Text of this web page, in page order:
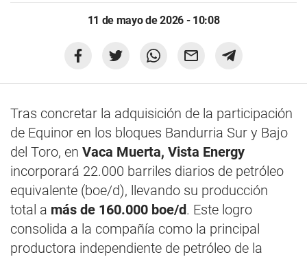
11 de mayo de 2026 - 10:08
Tras concretar la adquisición de la participación
de Equinor en los bloques Bandurria Sur y Bajo
del Toro, en Vaca Muerta, Vista Energy
incorporará 22.000 barriles diarios de petróleo
equivalente (boe/d), llevando su producción
total a más de 160.000 boe/d. Este logro
consolida a la compañía como la principal
productora independiente de petróleo de la